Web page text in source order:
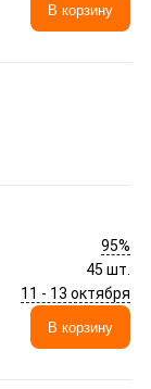
В корзину
95%
45 шт.
11 - 13 октября
В корзину